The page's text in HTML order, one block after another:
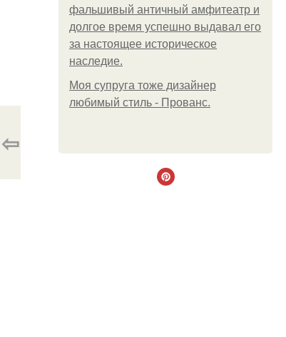
фальшивый античный амфитеатр и
долгое время успешно выдавал его
за настоящее историческое
наследие.
Моя супруга тоже дизайнер
любимый стиль - Прованс.
⇦